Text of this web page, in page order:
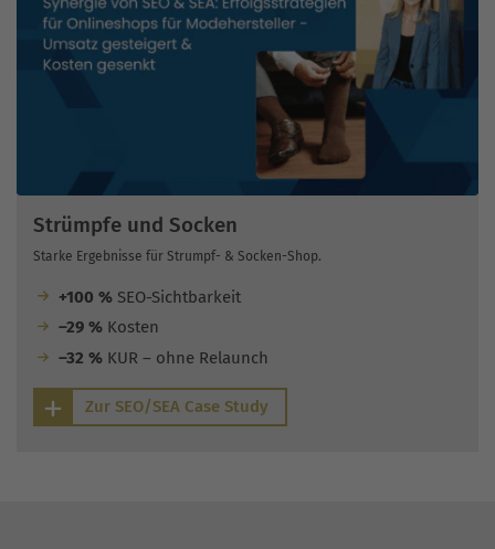
Strümpfe und Socken
Starke Ergebnisse für Strumpf- & Socken-Shop.
+100 %SEO-Sichtbarkeit
–29 %Kosten
–32 %KUR – ohne Relaunch
Zur SEO/SEA Case Study